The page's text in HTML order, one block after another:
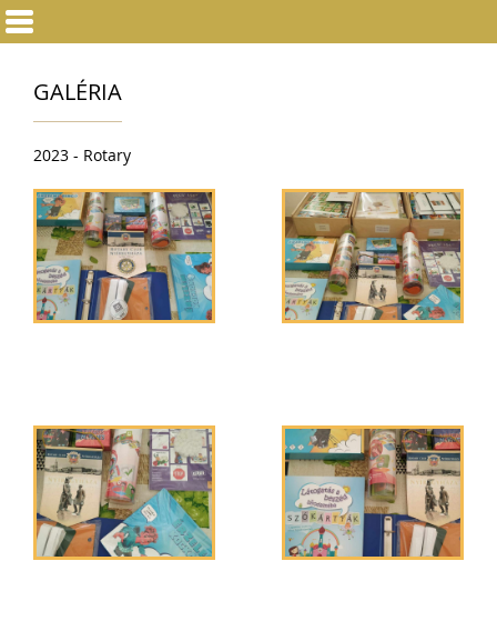
GALÉRIA
2023 - Rotary